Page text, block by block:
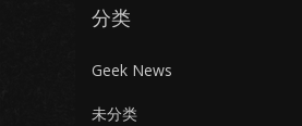
分类
Geek News
未分类